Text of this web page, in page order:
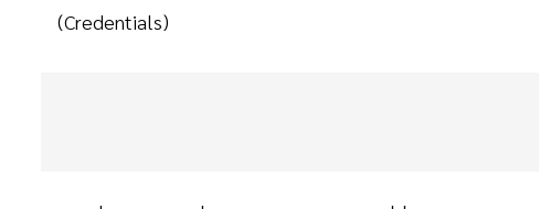
(Credentials)